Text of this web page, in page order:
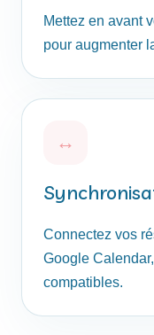
Mettez en avant
pour augmenter
↔
Connectez vos
Google
compatibles.